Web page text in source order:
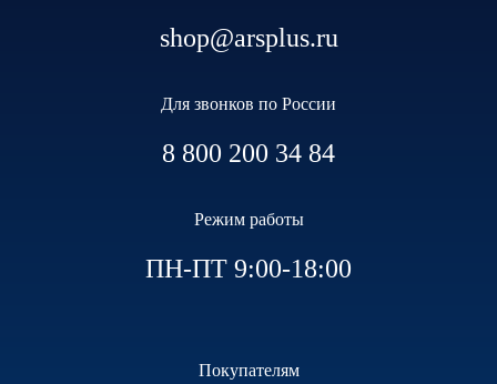
shop@arsplus.ru
Для звонков по России
8 800 200 34 84
Режим работы
ПН-ПТ 9:00-18:00
Покупателям